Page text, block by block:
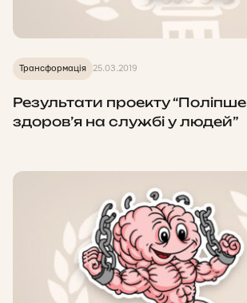
Трансформація 25.03.2019
Результати проекту
здоров’я на службі у людей”